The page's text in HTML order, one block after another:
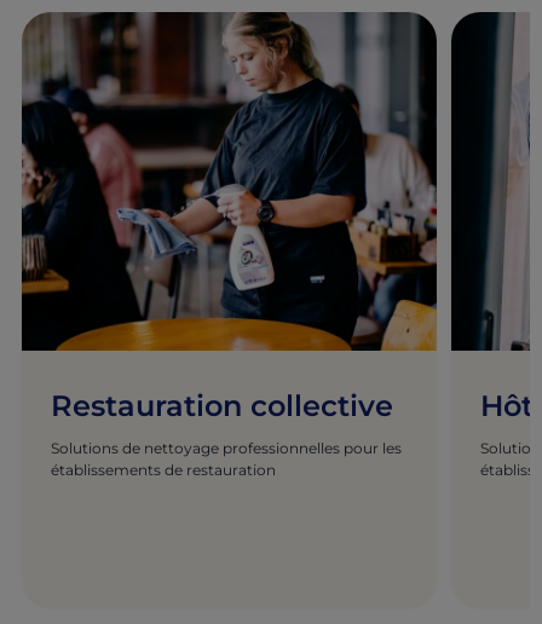
Restauration collective
Solutions de nettoyage professionnelles pour les
établissements de restauration